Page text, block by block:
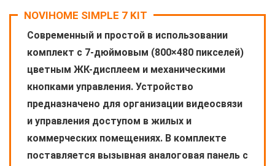
NOVIHOME SIMPLE 7 KIT
Современный и простой в использовании
комплект с 7-дюймовым (800×480 пикселей)
цветным ЖК-дисплеем и механическими
кнопками управления. Устройство
предназначено для организации видеосвязи
и управления доступом в жилых и
коммерческих помещениях. В комплекте
поставляется вызывная аналоговая панель с